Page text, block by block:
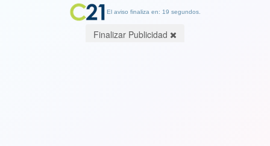
El aviso finaliza en: 19 segundos.
Finalizar Publicidad